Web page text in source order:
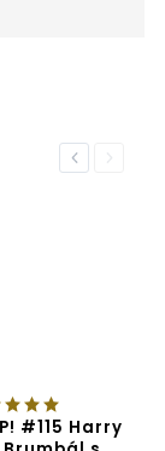
Previous
#115 Harry
Next